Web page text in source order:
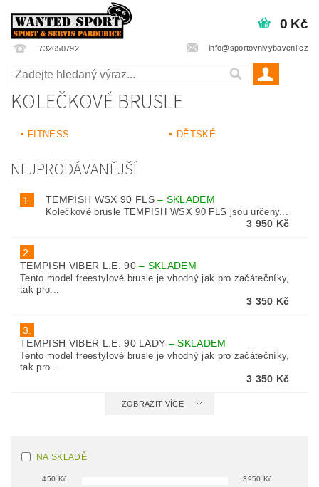
732650792 info@sportovnivybaveni.cz
0 Kč
KOLEČKOVÉ BRUSLE
FITNESS DĚTSKÉ
NEJPRODÁVANĚJŠÍ
1. TEMPISH WSX 90 FLS– SKLADEM
Kolečkové brusle TEMPISH WSX 90 FLS jsou určeny...
3 950 Kč
2.
TEMPISH VIBER L.E. 90– SKLADEM
Tento model freestylové brusle je vhodný jak pro začátečníky,
tak pro...
3 350 Kč
3.
TEMPISH VIBER L.E. 90 LADY –SKLADEM
Tento model freestylové brusle je vhodný jak pro začátečníky,
tak pro...
3 350 Kč
ZOBRAZIT VÍCE
NA SKLADĚ
450 Kč 3950 Kč